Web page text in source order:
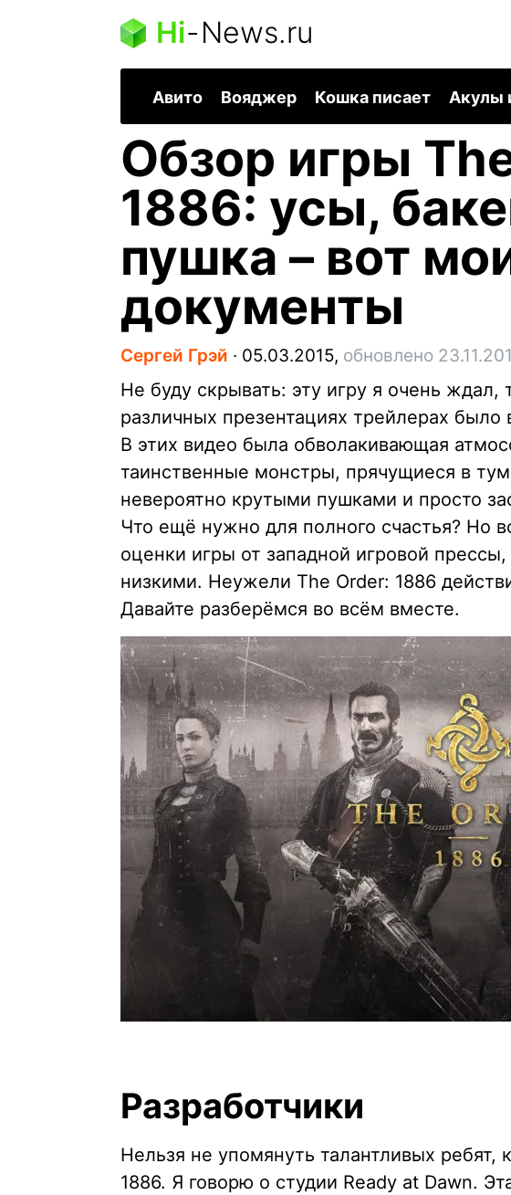
Hi-News.ru
Авито Вояджер Кошка писает Акулы
Обзор игры
1886: усы,
пушка – вот
документы
Сергей Грэй ∙ 05.03.2015, обновлено
Не буду скрывать: эту игру я очень ждал,
различных презентациях трейлерах
В этих видео была обволакивающая
таинственные монстры, прячущиеся в
невероятно крутыми пушками и просто
Что ещё нужно для полного счастья? Но
оценки игры от западной игровой
низкими. Неужели The Order: 1886
Давайте разберёмся во всём вместе.
Разработчики
Нельзя не упомянуть талантливых ребят,
1886. Я говорю о студии Ready at Dawn.